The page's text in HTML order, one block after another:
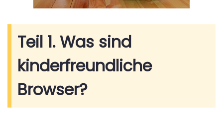
Teil 1. Was sind
kinderfreundliche
Browser?